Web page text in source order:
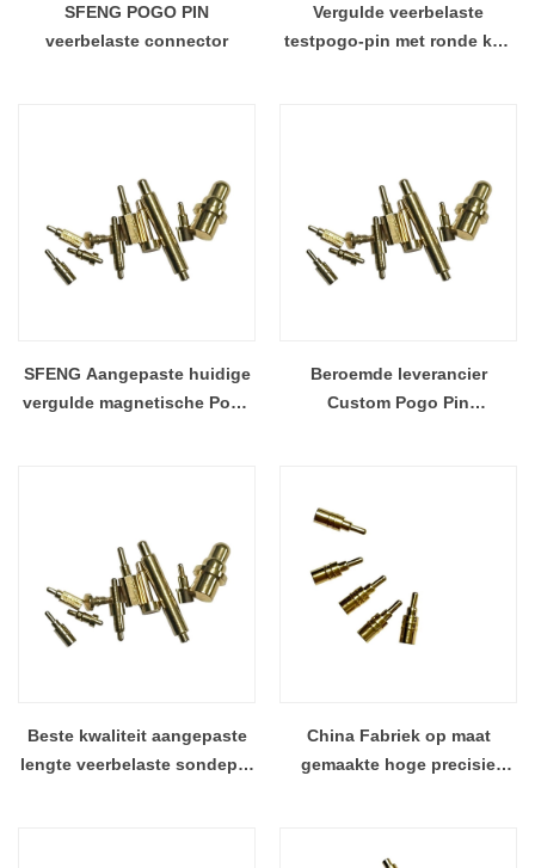
SFENG POGO PIN
veerbelaste connector
Vergulde veerbelaste
testpogo-pin met ronde kop
SFENG Aangepaste huidige
vergulde magnetische Pogo
Beroemde leverancier
Custom Pogo Pin
Beste kwaliteit aangepaste
lengte veerbelaste sondepin
China Fabriek op maat
gemaakte hoge precisie